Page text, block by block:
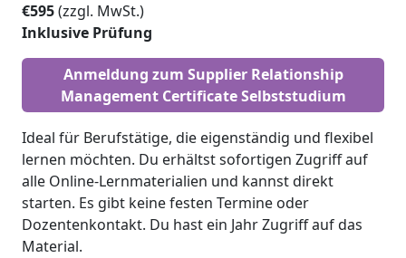
€595(zzgl. MwSt.)
Inklusive Prüfung
Anmeldung zum Supplier Relationship
Management Certificate Selbststudium
Ideal für Berufstätige, die eigenständig und flexibel
lernen möchten. Du erhältst sofortigen Zugriff auf
alle Online-Lernmaterialien und kannst direkt
starten. Es gibt keine festen Termine oder
Dozentenkontakt. Du hast ein Jahr Zugriff auf das
Material.